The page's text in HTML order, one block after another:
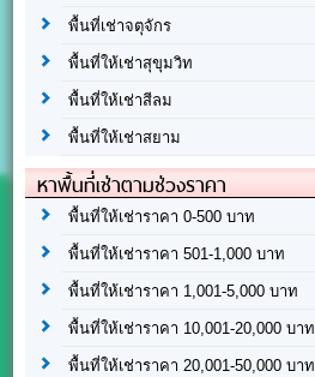
พื้นที่เช่าจตุจักร
พื้นที่ให้เช่าสุขุมวิท
พื้นที่ให้เช่าสีลม
พื้นที่ให้เช่าสยาม
หาพื้นที่เช่าตามช่วงราคา
พื้นที่ให้เช่าราคา 0-500 บาท
พื้นที่ให้เช่าราคา 501-1,000 บาท
พื้นที่ให้เช่าราคา 1,001-5,000 บาท
พื้นที่ให้เช่าราคา 10,001-20,000 บาท
พื้นที่ให้เช่าราคา 20,001-50,000 บาท